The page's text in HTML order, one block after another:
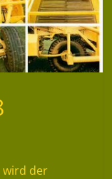
wird der